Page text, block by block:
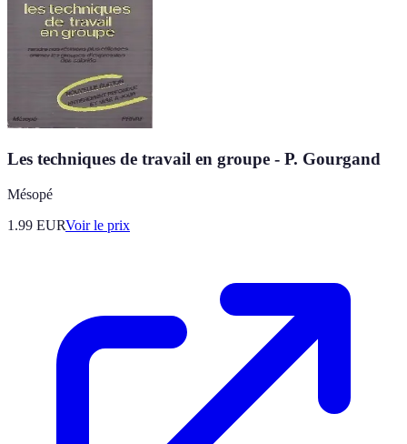
Les techniques de travail en groupe - P. Gourgand
Mésopé
1.99 EURVoir le prix